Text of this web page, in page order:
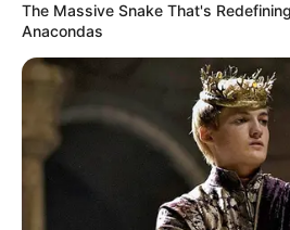
The Massive Snake That's
Anacondas